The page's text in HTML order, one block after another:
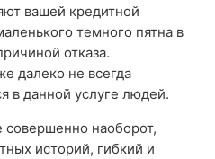
вашей кредитной
темного пятна в
отказа.
далеко не всегда
в данной услуге людей.
наоборот,
историй, гибкий и